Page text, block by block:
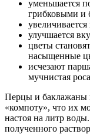
уменьшается
грибковыми и
увеличивается
улучшается
цветы
насыщенные
исчезают
мучнистая
Перцы и баклажаны
«компоту», что их
настоя на литр
полученного